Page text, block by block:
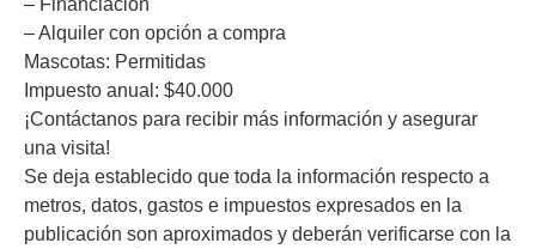
– Alquiler con opción a compra
Mascotas: Permitidas
Impuesto anual: $40.000
¡Contáctanos para recibir más información y asegurar
una visita!
Se deja establecido que toda la información respecto a
metros, datos, gastos e impuestos expresados en la
publicación son aproximados y deberán verificarse con la